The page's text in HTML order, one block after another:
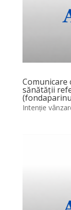
sănătății
Intenție